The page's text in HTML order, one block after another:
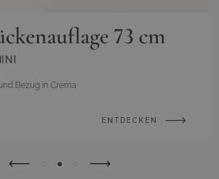
73 cm
Bezug in Crema
ENTDECKEN